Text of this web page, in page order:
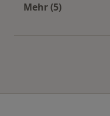
Mehr (5)